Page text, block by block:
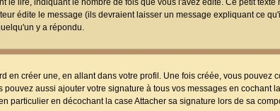
le lire, indiquant le nombre de fois que vous l'avez édité. Ce petit texte
édite le message (ils devraient laisser un message expliquant ce
y a répondu.
en créer une, en allant dans votre profil. Une fois créée, vous pouvez
aussi ajouter votre signature à tous vos messages en cochant
particulier en décochant la case Attacher sa signature lors de sa